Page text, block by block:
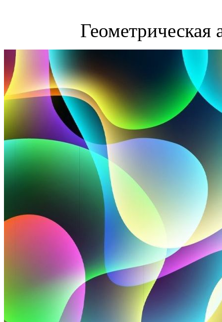
Геометрическая